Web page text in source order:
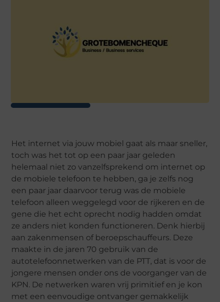
Het internet via jouw mobiel gaat als maar sneller,
toch was het tot op een paar jaar geleden
helemaal niet zo vanzelfsprekend om internet op
de mobiele telefoon te hebben, ga je zelfs nog
een paar jaar daarvoor terug was de mobiele
telefoon alleen weggelegd voor de rijkeren en de
gene die het echt oprecht nodig hadden omdat
ze anders niet konden functioneren. Denk hierbij
aan zakenmensen of beroepschauffeurs. Deze
maakte in de jaren 70 gebruik van de
autotelefoonnetwerken van de PTT, dat is voor de
jongere mensen onder ons de voorganger van de
KPN. De netwerken waren vrij primitief en je kon
met een eenvoudige ontvanger gemakkelijk